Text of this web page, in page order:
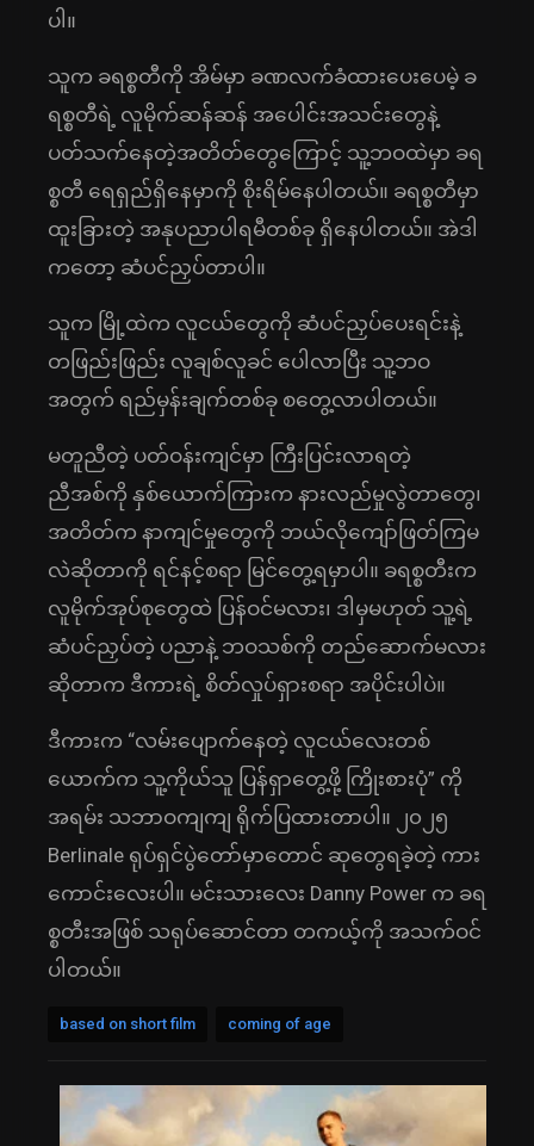
ပါ။
သူက ခရစ္စတီကို အိမ်မှာ ခဏလက်ခံထားပေးပေမဲ့ ခ
ရစ္စတီရဲ့ လူမိုက်ဆန်ဆန် အပေါင်းအသင်းတွေနဲ့
ပတ်သက်နေတဲ့အတိတ်တွေကြောင့် သူ့ဘဝထဲမှာ ခရ
စ္စတီ ရေရှည်ရှိနေမှာကို စိုးရိမ်နေပါတယ်။ ခရစ္စတီမှာ
ထူးခြားတဲ့ အနုပညာပါရမီတစ်ခု ရှိနေပါတယ်။ အဲဒါ
ကတော့ ဆံပင်ညှပ်တာပါ။
သူက မြို့ထဲက လူငယ်တွေကို ဆံပင်ညှပ်ပေးရင်းနဲ့
တဖြည်းဖြည်း လူချစ်လူခင် ပေါလာပြီး သူ့ဘဝ
အတွက် ရည်မှန်းချက်တစ်ခု စတွေ့လာပါတယ်။
မတူညီတဲ့ ပတ်ဝန်းကျင်မှာ ကြီးပြင်းလာရတဲ့
ညီအစ်ကို နှစ်ယောက်ကြားက နားလည်မှုလွဲတာတွေ၊
အတိတ်က နာကျင်မှုတွေကို ဘယ်လိုကျော်ဖြတ်ကြမ
လဲဆိုတာကို ရင်နင့်စရာ မြင်တွေ့ရမှာပါ။ ခရစ္စတီးက
လူမိုက်အုပ်စုတွေထဲ ပြန်ဝင်မလား၊ ဒါမှမဟုတ် သူ့ရဲ့
ဆံပင်ညှပ်တဲ့ ပညာနဲ့ ဘဝသစ်ကို တည်ဆောက်မလား
ဆိုတာက ဒီကားရဲ့ စိတ်လှုပ်ရှားစရာ အပိုင်းပါပဲ။
ဒီကားက “လမ်းပျောက်နေတဲ့ လူငယ်လေးတစ်
ယောက်က သူ့ကိုယ်သူ ပြန်ရှာတွေ့ဖို့ ကြိုးစားပုံ” ကို
အရမ်း သဘာဝကျကျ ရိုက်ပြထားတာပါ။ ၂၀၂၅
Berlinale ရုပ်ရှင်ပွဲတော်မှာတောင် ဆုတွေရခဲ့တဲ့ ကား
ကောင်းလေးပါ။ မင်းသားလေး Danny Power က ခရ
စ္စတီးအဖြစ် သရုပ်ဆောင်တာ တကယ့်ကို အသက်ဝင်
ပါတယ်။
based on short film coming of age